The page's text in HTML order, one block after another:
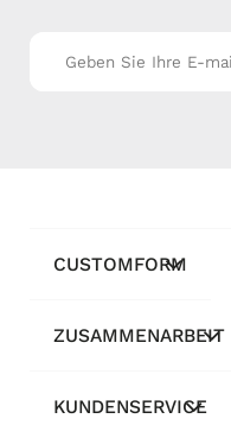
CUSTOMFORM
ZUSAMMENARBEIT
KUNDENSERVICE